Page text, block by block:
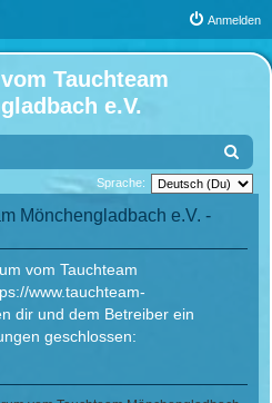
Anmelden
Tauchteam
e.V.
u
Sprache:
Mönchengladbach e.V. -
vom Tauchteam
www.tauchteam-
dir und dem Betreiber ein
geschlossen: